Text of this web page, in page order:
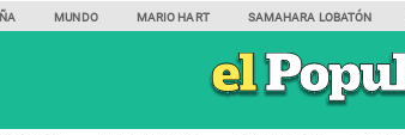
MUNDO MARIO HART SAMAHARA LOBATÓN